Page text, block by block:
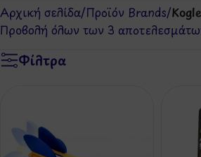
Αρχική σελίδα/Προϊόν Brands/
Προβολή όλων των 3
Φίλτρα